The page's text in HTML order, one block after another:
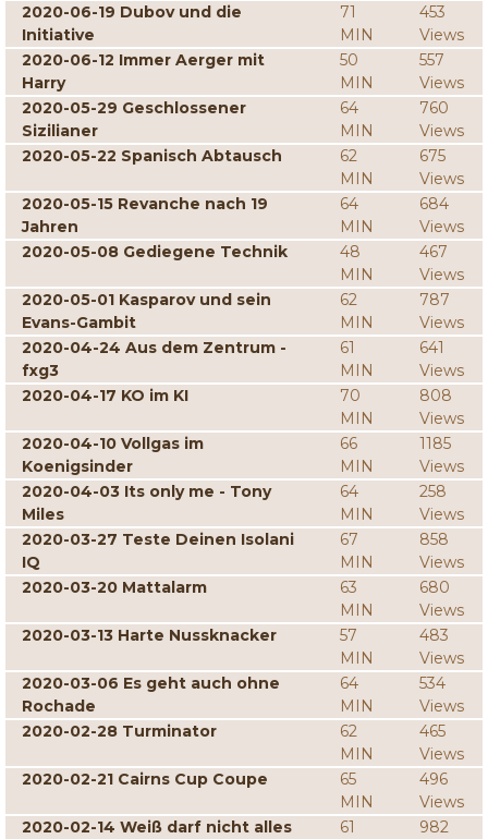
2020-06-19 Dubov und die
Initiative
71
MIN
453
Views
2020-06-12 Immer Aerger mit
Harry
50
MIN
557
Views
2020-05-29 Geschlossener
Sizilianer
64
MIN
760
Views
2020-05-22 Spanisch Abtausch
62
MIN
675
Views
2020-05-15 Revanche nach 19
Jahren
64
MIN
684
Views
2020-05-08 Gediegene Technik
48
MIN
467
Views
2020-05-01 Kasparov und sein
Evans-Gambit
62
MIN
787
Views
2020-04-24 Aus dem Zentrum -
fxg3
61
MIN
641
Views
2020-04-17 KO im KI
70
MIN
808
Views
2020-04-10 Vollgas im
Koenigsinder
66
MIN
1185
Views
2020-04-03 Its only me - Tony
Miles
64
MIN
258
Views
2020-03-27 Teste Deinen Isolani
IQ
67
MIN
858
Views
2020-03-20 Mattalarm
63
MIN
680
Views
2020-03-13 Harte Nussknacker
57
MIN
483
Views
2020-03-06 Es geht auch ohne
Rochade
64
MIN
534
Views
2020-02-28 Turminator
62
MIN
465
Views
2020-02-21 Cairns Cup Coupe
65
MIN
496
Views
2020-02-14 Weiß darf nicht alles
61
982